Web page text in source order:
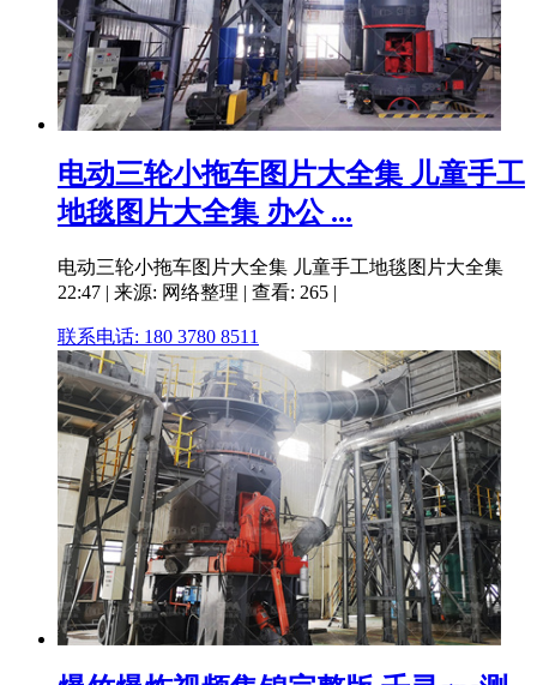
电动三轮小拖车图片大全集 儿童手工
地毯图片大全集 办公 ...
电动三轮小拖车图片大全集 儿童手工地毯图片大全集
22:47 | 来源: 网络整理 | 查看: 265 |
联系电话: 180 3780 8511